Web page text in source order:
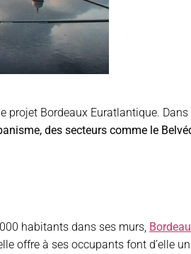
Bordeaux Euratlantique.
des secteurs comme le
habitants dans ses murs,
offre à ses occupants font d’elle